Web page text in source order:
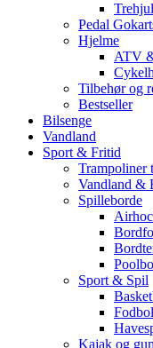
Pedal
Hjelme
ATV
Tilbehør og
Bestseller
Bilsenge
Vandland
Sport & Fritid
Trampoliner
Vandland &
Spilleborde
Sport & Spil
Kajak og